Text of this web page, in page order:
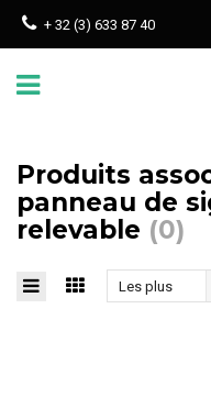
+ 32 (3) 633 87 40
Produits
panneau de
relevable (0)
Les plus